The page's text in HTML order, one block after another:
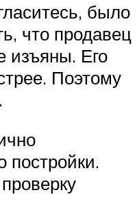
было
что продавец
изъяны. Его
Поэтому
постройки.